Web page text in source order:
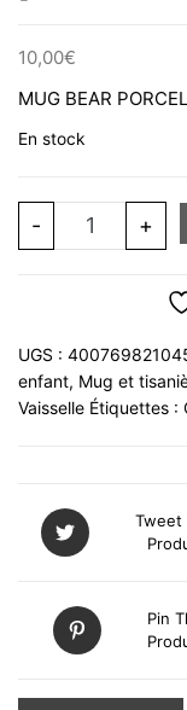
10,00€
MUG BEAR
En stock
- quantité de
+
UGS :
enfant, Mug et
Vaisselle Étiquettes :
Tweet
Pin